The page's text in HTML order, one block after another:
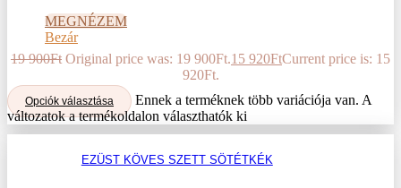
MEGNÉZEM
Bezár
19 900Ft Original price was: 19 900Ft.15 920FtCurrent price is: 15
920Ft.
Opciók választása
Ennek a terméknek több variációja van. A
változatok a termékoldalon választhatók ki
EZÜST KÖVES SZETT SÖTÉTKÉK